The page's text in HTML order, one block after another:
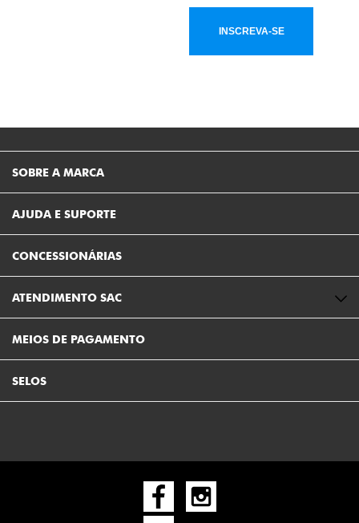
INSCREVA-SE
SOBRE A MARCA
AJUDA E SUPORTE
CONCESSIONÁRIAS
ATENDIMENTO SAC
MEIOS DE PAGAMENTO
SELOS